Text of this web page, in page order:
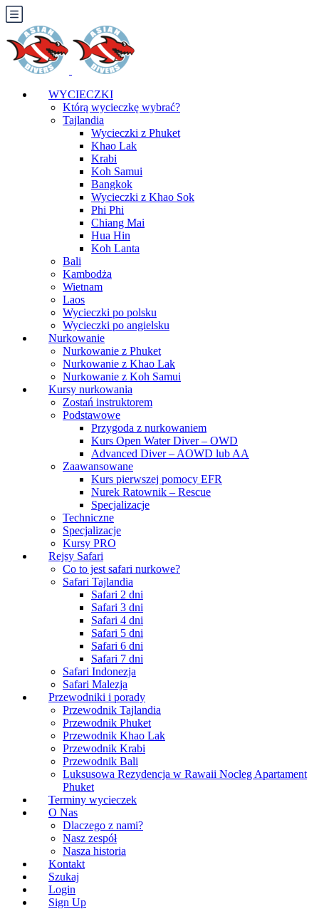
WYCIECZKI
Którą wycieczkę wybrać?
Tajlandia
Wycieczki z Phuket
Khao Lak
Krabi
Koh Samui
Bangkok
Wycieczki z Khao Sok
Phi Phi
Chiang Mai
Hua Hin
Koh Lanta
Bali
Kambodża
Wietnam
Laos
Wycieczki po polsku
Wycieczki po angielsku
Nurkowanie
Nurkowanie z Phuket
Nurkowanie z Khao Lak
Nurkowanie z Koh Samui
Kursy nurkowania
Zostań instruktorem
Podstawowe
Przygoda z nurkowaniem
Kurs Open Water Diver – OWD
Advanced Diver – AOWD lub AA
Zaawansowane
Kurs pierwszej pomocy EFR
Nurek Ratownik – Rescue
Specjalizacje
Techniczne
Specjalizacje
Kursy PRO
Rejsy Safari
Co to jest safari nurkowe?
Safari Tajlandia
Safari 2 dni
Safari 3 dni
Safari 4 dni
Safari 5 dni
Safari 6 dni
Safari 7 dni
Safari Indonezja
Safari Malezja
Przewodniki i porady
Przewodnik Tajlandia
Przewodnik Phuket
Przewodnik Khao Lak
Przewodnik Krabi
Przewodnik Bali
Luksusowa Rezydencja w Rawaii Nocleg Apartament
Phuket
Terminy wycieczek
O Nas
Dlaczego z nami?
Nasz zespół
Nasza historia
Kontakt
Szukaj
Login
Sign Up